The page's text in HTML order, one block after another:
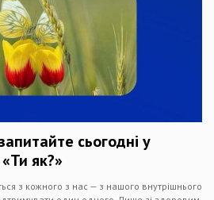
сьогодні у
як?»
з кожного з нас — з нашого внутрішнього